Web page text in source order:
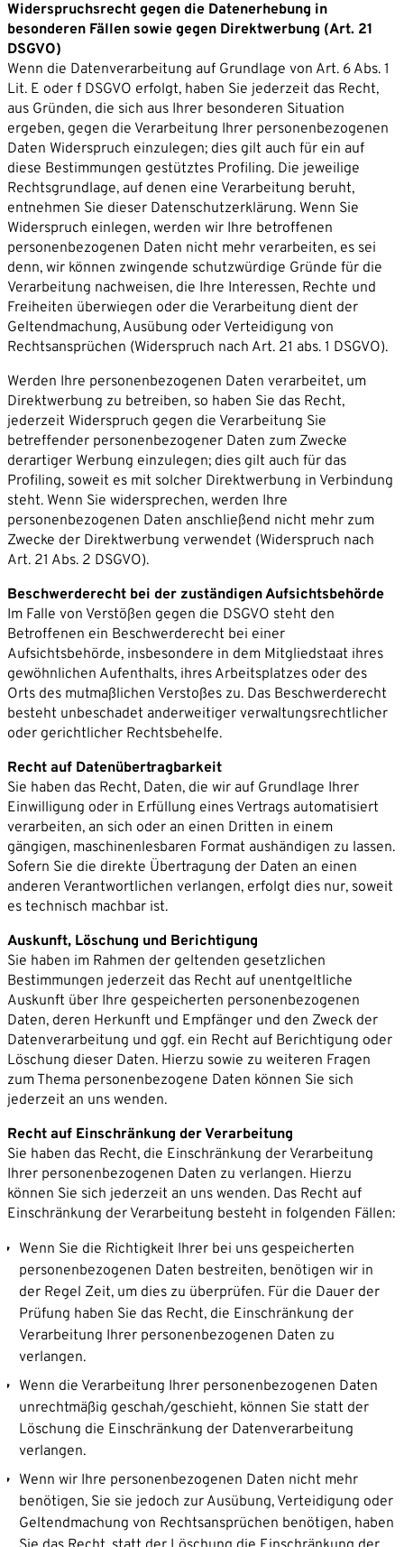
Widerspruchsrecht gegen die Datenerhebung in
besonderen Fällen sowie gegen Direktwerbung (Art. 21
DSGVO)
Wenn die Datenverarbeitung auf Grundlage von Art. 6 Abs. 1
Lit. E oder f DSGVO erfolgt, haben Sie jederzeit das Recht,
aus Gründen, die sich aus Ihrer besonderen Situation
ergeben, gegen die Verarbeitung Ihrer personenbezogenen
Daten Widerspruch einzulegen; dies gilt auch für ein auf
diese Bestimmungen gestütztes Profiling. Die jeweilige
Rechtsgrundlage, auf denen eine Verarbeitung beruht,
entnehmen Sie dieser Datenschutzerklärung. Wenn Sie
Widerspruch einlegen, werden wir Ihre betroffenen
personenbezogenen Daten nicht mehr verarbeiten, es sei
denn, wir können zwingende schutzwürdige Gründe für die
Verarbeitung nachweisen, die Ihre Interessen, Rechte und
Freiheiten überwiegen oder die Verarbeitung dient der
Geltendmachung, Ausübung oder Verteidigung von
Rechtsansprüchen (Widerspruch nach Art. 21 abs. 1 DSGVO).
Werden Ihre personenbezogenen Daten verarbeitet, um
Direktwerbung zu betreiben, so haben Sie das Recht,
jederzeit Widerspruch gegen die Verarbeitung Sie
betreffender personenbezogener Daten zum Zwecke
derartiger Werbung einzulegen; dies gilt auch für das
Profiling, soweit es mit solcher Direktwerbung in Verbindung
steht. Wenn Sie widersprechen, werden Ihre
personenbezogenen Daten anschließend nicht mehr zum
Zwecke der Direktwerbung verwendet (Widerspruch nach
Art. 21 Abs. 2 DSGVO).
Beschwerderecht bei der zuständigen Aufsichtsbehörde
Im Falle von Verstößen gegen die DSGVO steht den
Betroffenen ein Beschwerderecht bei einer
Aufsichtsbehörde, insbesondere in dem Mitgliedstaat ihres
gewöhnlichen Aufenthalts, ihres Arbeitsplatzes oder des
Orts des mutmaßlichen Verstoßes zu. Das Beschwerderecht
besteht unbeschadet anderweitiger verwaltungsrechtlicher
oder gerichtlicher Rechtsbehelfe.
Recht auf Datenübertragbarkeit
Sie haben das Recht, Daten, die wir auf Grundlage Ihrer
Einwilligung oder in Erfüllung eines Vertrags automatisiert
verarbeiten, an sich oder an einen Dritten in einem
gängigen, maschinenlesbaren Format aushändigen zu lassen.
Sofern Sie die direkte Übertragung der Daten an einen
anderen Verantwortlichen verlangen, erfolgt dies nur, soweit
es technisch machbar ist.
Auskunft, Löschung und Berichtigung
Sie haben im Rahmen der geltenden gesetzlichen
Bestimmungen jederzeit das Recht auf unentgeltliche
Auskunft über Ihre gespeicherten personenbezogenen
Daten, deren Herkunft und Empfänger und den Zweck der
Datenverarbeitung und ggf. ein Recht auf Berichtigung oder
Löschung dieser Daten. Hierzu sowie zu weiteren Fragen
zum Thema personenbezogene Daten können Sie sich
jederzeit an uns wenden.
Recht auf Einschränkung der Verarbeitung
Sie haben das Recht, die Einschränkung der Verarbeitung
Ihrer personenbezogenen Daten zu verlangen. Hierzu
können Sie sich jederzeit an uns wenden. Das Recht auf
Einschränkung der Verarbeitung besteht in folgenden Fällen:
Wenn Sie die Richtigkeit Ihrer bei uns gespeicherten
personenbezogenen Daten bestreiten, benötigen wir in
der Regel Zeit, um dies zu überprüfen. Für die Dauer der
Prüfung haben Sie das Recht, die Einschränkung der
Verarbeitung Ihrer personenbezogenen Daten zu
verlangen.
Wenn die Verarbeitung Ihrer personenbezogenen Daten
unrechtmäßig geschah/geschieht, können Sie statt der
Löschung die Einschränkung der Datenverarbeitung
verlangen.
Wenn wir Ihre personenbezogenen Daten nicht mehr
benötigen, Sie sie jedoch zur Ausübung, Verteidigung oder
Geltendmachung von Rechtsansprüchen benötigen, haben